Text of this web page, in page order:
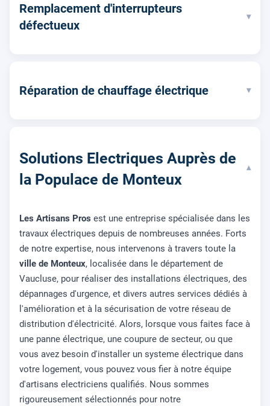
Remplacement d'interrupteurs
défectueux
▾
Réparation de chauffage électrique ▾
Solutions Electriques Auprès de
la Populace de Monteux
▾
Les Artisans Pros est une entreprise spécialisée dans les
travaux électriques depuis de nombreuses années. Forts
de notre expertise, nous intervenons à travers toute la
ville de Monteux, localisée dans le département de
Vaucluse, pour réaliser des installations électriques, des
dépannages d'urgence, et divers autres services dédiés à
l'amélioration et à la sécurisation de votre réseau de
distribution d'électricité. Alors, lorsque vous faites face à
une panne électrique, une coupure de secteur, ou que
vous avez besoin d'installer un systeme électrique dans
votre logement, vous pouvez vous fier à notre équipe
d'artisans electriciens qualifiés. Nous sommes
rigoureusement sélectionnés pour notre